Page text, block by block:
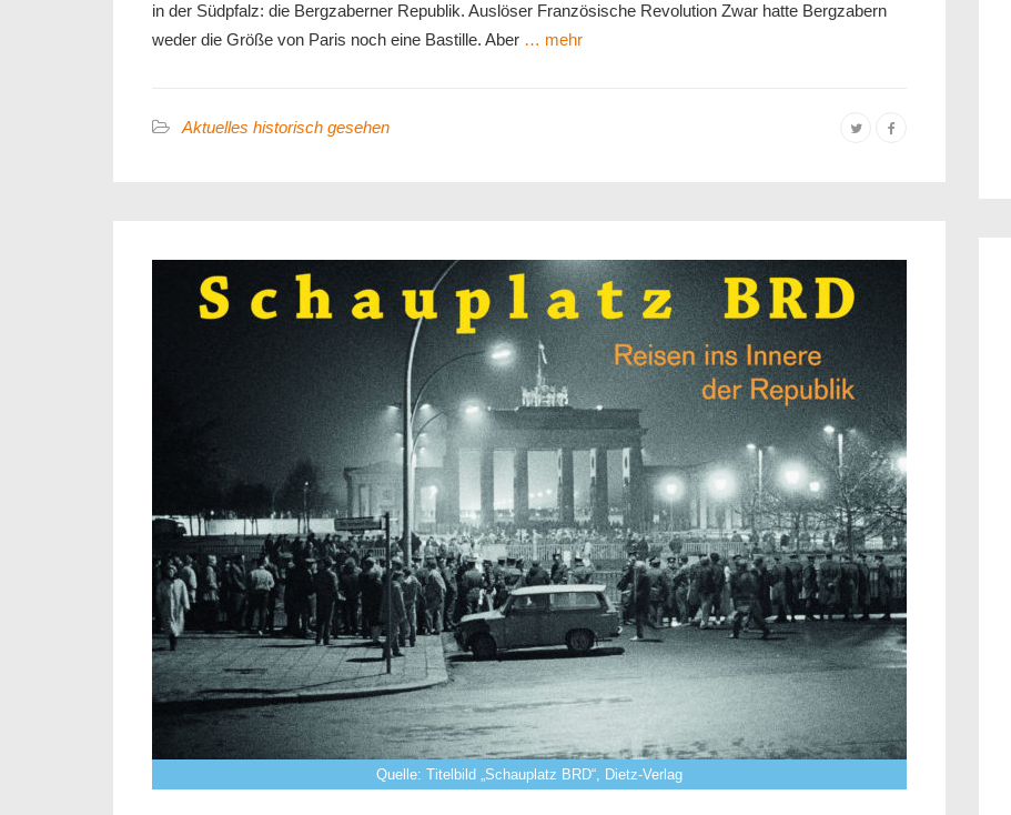
in der Südpfalz: die Bergzaberner Republik. Auslöser Französische Revolution Zwar hatte Bergzabern
weder die Größe von Paris noch eine Bastille. Aber … mehr
Aktuelles historisch gesehen
Quelle: Titelbild „Schauplatz BRD“, Dietz-Verlag